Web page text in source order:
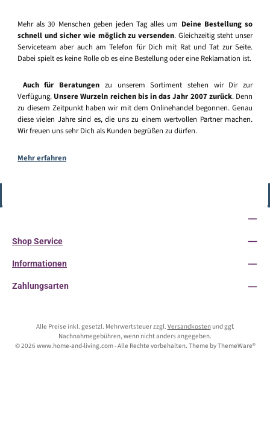
Mehr als 30 Menschen geben jeden Tag alles um Deine Bestellung so
schnell und sicher wie möglich zu versenden. Gleichzeitig steht unser
Serviceteam aber auch am Telefon für Dich mit Rat und Tat zur Seite.
Dabei spielt es keine Rolle ob es eine Bestellung oder eine Reklamation ist.
Auch für Beratungen zu unserem Sortiment stehen wir Dir zur
Verfügung. Unsere Wurzeln reichen bis in das Jahr 2007 zurück. Denn
zu diesem Zeitpunkt haben wir mit dem Onlinehandel begonnen. Genau
diese vielen Jahre sind es, die uns zu einem wertvollen Partner machen.
Wir freuen uns sehr Dich als Kunden begrüßen zu dürfen.
Mehr erfahren
Shop Service
Informationen
Zahlungsarten
Alle Preise inkl. gesetzl. Mehrwertsteuer zzgl. Versandkostenund ggf.
Nachnahmegebühren, wenn nicht anders angegeben.
© 2026 www.home-and-living.com - Alle Rechte vorbehalten. Theme byThemeWare®